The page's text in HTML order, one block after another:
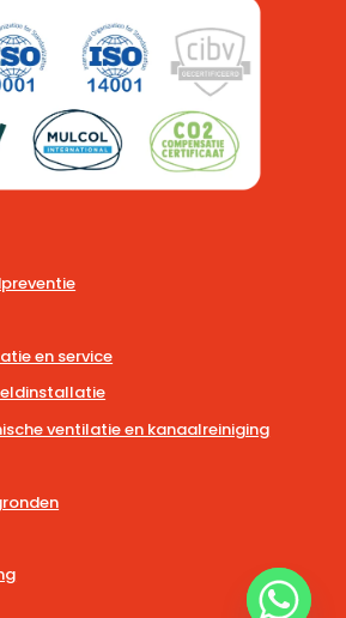
en service
ventilatie en kanaalreiniging